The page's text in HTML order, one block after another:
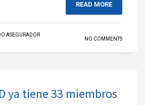
READ MORE
ASEGURADOR
NO COMMENTS
ya tiene 33 miembros